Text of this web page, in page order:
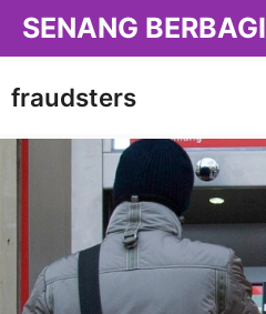
Langsung
SENANG BERBAGI
fraudsters